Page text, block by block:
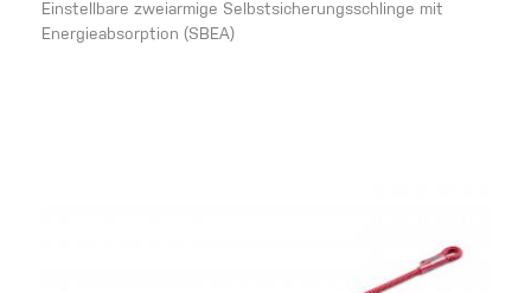
Einstellbare zweiarmige Selbstsicherungsschlinge mit
Energieabsorption (SBEA)